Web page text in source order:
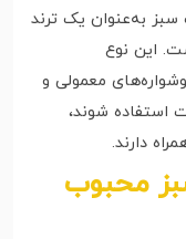
به‌عنوان یک ترند
این نوع
معمولی و
استفاده شوند،
دارند.
محبوب